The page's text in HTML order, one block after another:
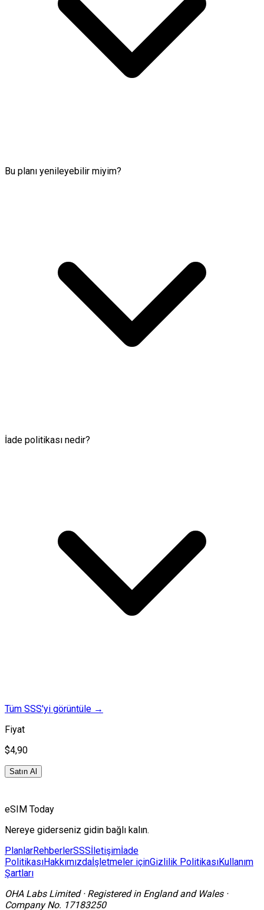
Bu planı yenileyebilir miyim?
İade politikası nedir?
Tüm SSS'yi görüntüle →
Fiyat
$4,90
Satın Al
eSIM Today
Nereye giderseniz gidin bağlı kalın.
PlanlarRehberlerSSSİletişimİade
PolitikasıHakkımızdaİşletmeler içinGizlilik PolitikasıKullanım
Şartları
OHA Labs Limited· Registered in England and Wales·
Company No. 17183250